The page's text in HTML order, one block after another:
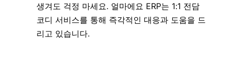
생겨도 걱정 마세요. 얼마에요 ERP는 1:1 전담
코디 서비스를 통해 즉각적인 대응과 도움을 드
리고 있습니다.